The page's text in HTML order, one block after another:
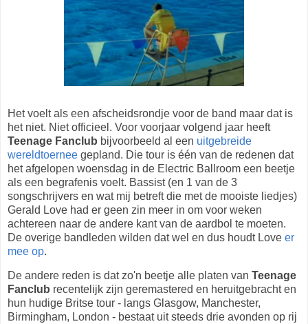
Het voelt als een afscheidsrondje voor de band maar dat is
het niet. Niet officieel. Voor voorjaar volgend jaar heeft
Teenage Fanclub bijvoorbeeld al een uitgebreide
wereldtoernee gepland. Die tour is één van de redenen dat
het afgelopen woensdag in de Electric Ballroom een beetje
als een begrafenis voelt. Bassist (en 1 van de 3
songschrijvers en wat mij betreft die met de mooiste liedjes)
Gerald Love had er geen zin meer in om voor weken
achtereen naar de andere kant van de aardbol te moeten.
De overige bandleden wilden dat wel en dus houdt Love er
mee op.
De andere reden is dat zo'n beetje alle platen van Teenage
Fanclub recentelijk zijn geremastered en heruitgebracht en
hun hudige Britse tour - langs Glasgow, Manchester,
Birmingham, London - bestaat uit steeds drie avonden op rij